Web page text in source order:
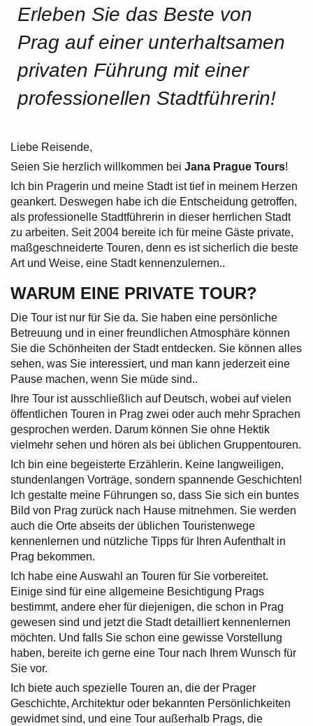
Erleben Sie das Beste von
Prag auf einer unterhaltsamen
privaten Führung mit einer
professionellen Stadtführerin!
Liebe Reisende,
Seien Sie herzlich willkommen bei Jana Prague Tours!
Ich bin Pragerin und meine Stadt ist tief in meinem Herzen
geankert. Deswegen habe ich die Entscheidung getroffen,
als professionelle Stadtführerin in dieser herrlichen Stadt
zu arbeiten. Seit 2004 bereite ich für meine Gäste private,
maßgeschneiderte Touren, denn es ist sicherlich die beste
Art und Weise, eine Stadt kennenzulernen..
WARUM EINE PRIVATE TOUR?
Die Tour ist nur für Sie da. Sie haben eine persönliche
Betreuung und in einer freundlichen Atmosphäre können
Sie die Schönheiten der Stadt entdecken. Sie können alles
sehen, was Sie interessiert, und man kann jederzeit eine
Pause machen, wenn Sie müde sind..
Ihre Tour ist ausschließlich auf Deutsch, wobei auf vielen
öffentlichen Touren in Prag zwei oder auch mehr Sprachen
gesprochen werden. Darum können Sie ohne Hektik
vielmehr sehen und hören als bei üblichen Gruppentouren.
Ich bin eine begeisterte Erzählerin. Keine langweiligen,
stundenlangen Vorträge, sondern spannende Geschichten!
Ich gestalte meine Führungen so, dass Sie sich ein buntes
Bild von Prag zurück nach Hause mitnehmen. Sie werden
auch die Orte abseits der üblichen Touristenwege
kennenlernen und nützliche Tipps für Ihren Aufenthalt in
Prag bekommen.
Ich habe eine Auswahl an Touren für Sie vorbereitet.
Einige sind für eine allgemeine Besichtigung Prags
bestimmt, andere eher für diejenigen, die schon in Prag
gewesen sind und jetzt die Stadt detailliert kennenlernen
möchten. Und falls Sie schon eine gewisse Vorstellung
haben, bereite ich gerne eine Tour nach Ihrem Wunsch für
Sie vor.
Ich biete auch spezielle Touren an, die der Prager
Geschichte, Architektur oder bekannten Persönlichkeiten
gewidmet sind, und eine Tour außerhalb Prags, die